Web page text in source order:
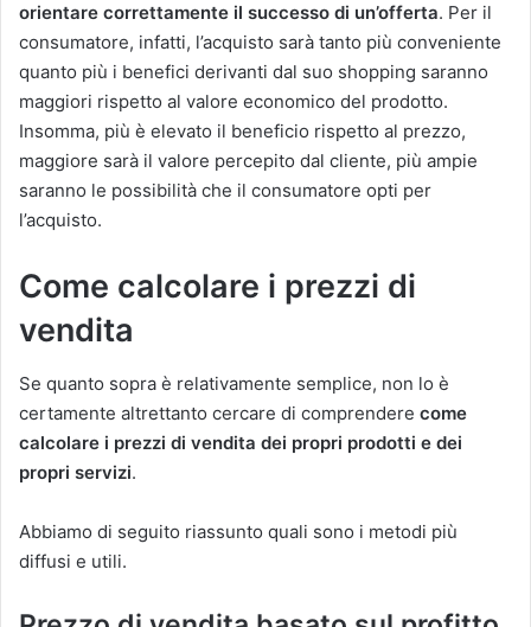
orientare correttamente il successo di un’offerta. Per il
consumatore, infatti, l’acquisto sarà tanto più conveniente
quanto più i benefici derivanti dal suo shopping saranno
maggiori rispetto al valore economico del prodotto.
Insomma, più è elevato il beneficio rispetto al prezzo,
maggiore sarà il valore percepito dal cliente, più ampie
saranno le possibilità che il consumatore opti per
l’acquisto.
Come calcolare i prezzi di
vendita
Se quanto sopra è relativamente semplice, non lo è
certamente altrettanto cercare di comprendere come
calcolare i prezzi di vendita dei propri prodotti e dei
propri servizi.
Abbiamo di seguito riassunto quali sono i metodi più
diffusi e utili.